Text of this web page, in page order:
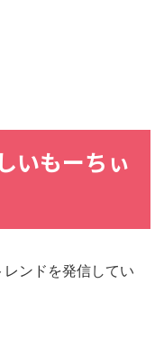
いもーちぃ
ンドを発信してい